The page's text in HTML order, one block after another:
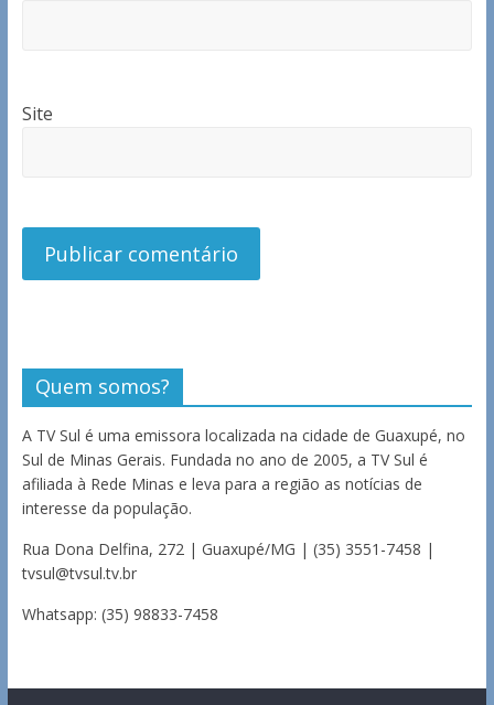
Site
Quem somos?
A TV Sul é uma emissora localizada na cidade de Guaxupé, no
Sul de Minas Gerais. Fundada no ano de 2005, a TV Sul é
afiliada à Rede Minas e leva para a região as notícias de
interesse da população.
Rua Dona Delfina, 272 | Guaxupé/MG | (35) 3551-7458 |
tvsul@tvsul.tv.br
Whatsapp: (35) 98833-7458